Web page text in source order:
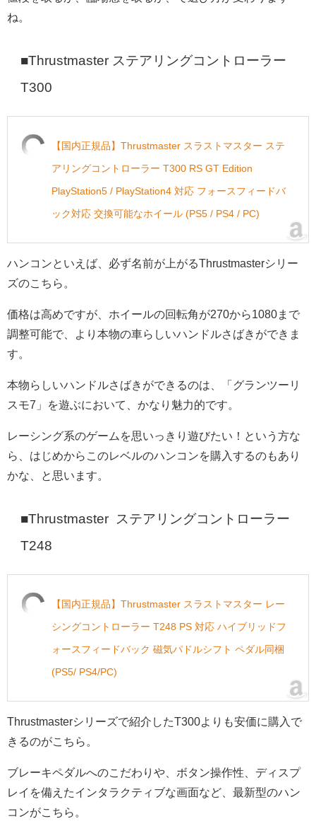
ね。
■Thrustmaster ステアリングコントローラー
T300
【国内正規品】Thrustmaster スラストマスター ステ
アリングコントローラー T300 RS GT Edition
PlayStation5 / PlayStation4 対応 フォースフィードバ
ック対応 交換可能なホイール (PS5 / PS4 / PC)
ハンコンといえば、必ず名前が上がるThrustmasterシリー
ズのこちら。
価格は高めですが、ホイールの回転角が270から1080まで
調整可能で、より本物の車らしいハンドルさばきができま
す。
本物らしいハンドルさばきができるのは、「グランツーリ
スモ7」を遊ぶにおいて、かなり魅力的です。
レーシング系のゲームを思いっきり遊びたい！という方な
ら、はじめからこのレベルのハンコンを購入するのもあり
かな、と思います。
■Thrustmaster ステアリングコントローラー
T248
【国内正規品】Thrustmaster スラストマスター レー
シングコントローラー T248 PS 対応 ハイブリッドフ
ォースフィードバック 磁気パドルシフト ペダル同梱
(PS5/ PS4/PC)
Thrustmasterシリーズで紹介したT300よりも安価に購入で
きるのがこちら。
ブレーキペダルへのこだわりや、ボタン操作性、ディスプ
レイを備えたインタラクティブな画面など、最新型のハン
コンがこちら。